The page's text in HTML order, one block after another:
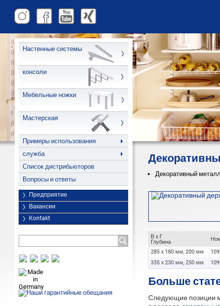
Настенные системы
консоли
Мебельные ножки
Мастерская
Примеры использования
служба
Список дистрибьюторов
Вопросы и ответы
Предприятие
Вакансии
Kontakt
Декоративный
В x Г
Глубина
285 x 180 мм, 200 мм
335 x 230 мм, 250 мм
Больше
Следующие позиции